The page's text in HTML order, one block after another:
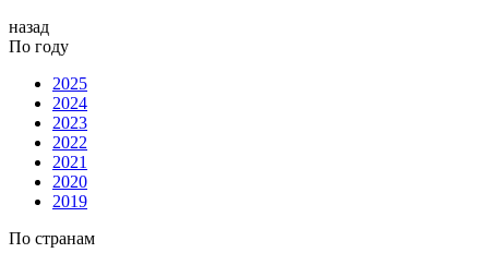
назад
По году
2025
2024
2023
2022
2021
2020
2019
По странам